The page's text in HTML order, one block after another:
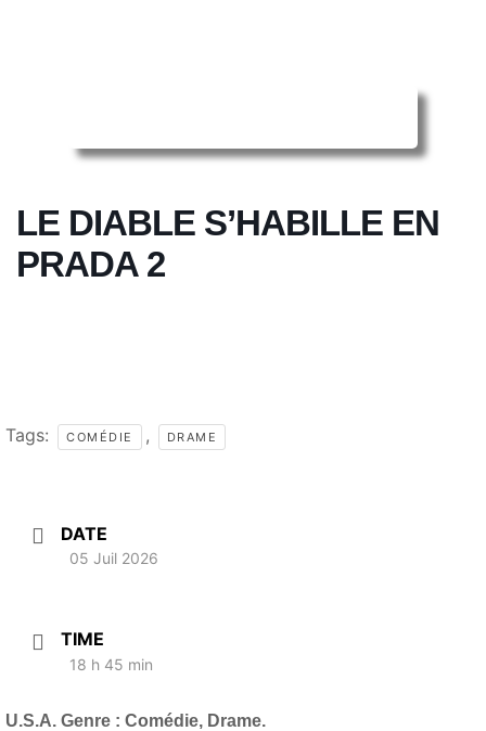
LE DIABLE S’HABILLE EN
PRADA 2
Tags: COMÉDIE , DRAME
DATE
05 Juil 2026
TIME
18 h 45 min
U.S.A. Genre : Comédie, Drame.